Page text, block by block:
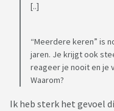
[..]
“Meerdere keren” is
jaren. Je krijgt ook
reageer je nooit en je
Waarom?
Ik heb sterk het gevoel